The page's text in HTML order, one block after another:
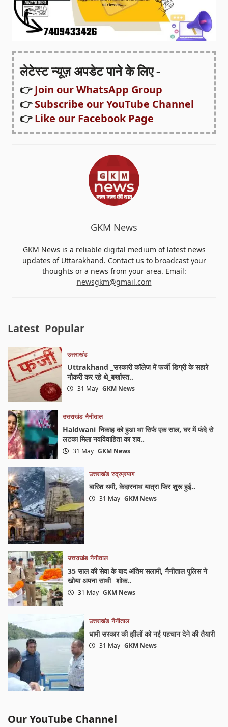
लेटेस्ट न्यूज़ अपडेट पाने के लिए -
👉Join our WhatsApp Group
👉Subscribe our YouTube Channel
👉Like our Facebook Page
GKM News
GKM News is a reliable digital medium of latest news
updates of Uttarakhand. Contact us to broadcast your
thoughts or a news from your area. Email:
newsgkm@gmail.com
Latest Popular
उत्तराखंड
Uttrakhand _सरकारी कॉलेज में फर्जी डिग्री के सहारे
नौकरी कर रहे थे_बर्खास्त..
31 May GKM News
उत्तराखंड नैनीताल
Haldwani_निकाह को हुआ था सिर्फ एक साल, घर में फंदे से
लटका मिला नवविवाहिता का शव..
31 May GKM News
उत्तराखंड रुद्रप्रयाग
बारिश थमी, केदारनाथ यात्रा फिर शुरू हुई..
31 May GKM News
उत्तराखंड नैनीताल
35 साल की सेवा के बाद अंतिम सलामी, नैनीताल पुलिस ने
खोया अपना साथी_ शोक..
31 May GKM News
उत्तराखंड नैनीताल
धामी सरकार की झीलों को नई पहचान देने की तैयारी
31 May GKM News
Our YouTube Channel